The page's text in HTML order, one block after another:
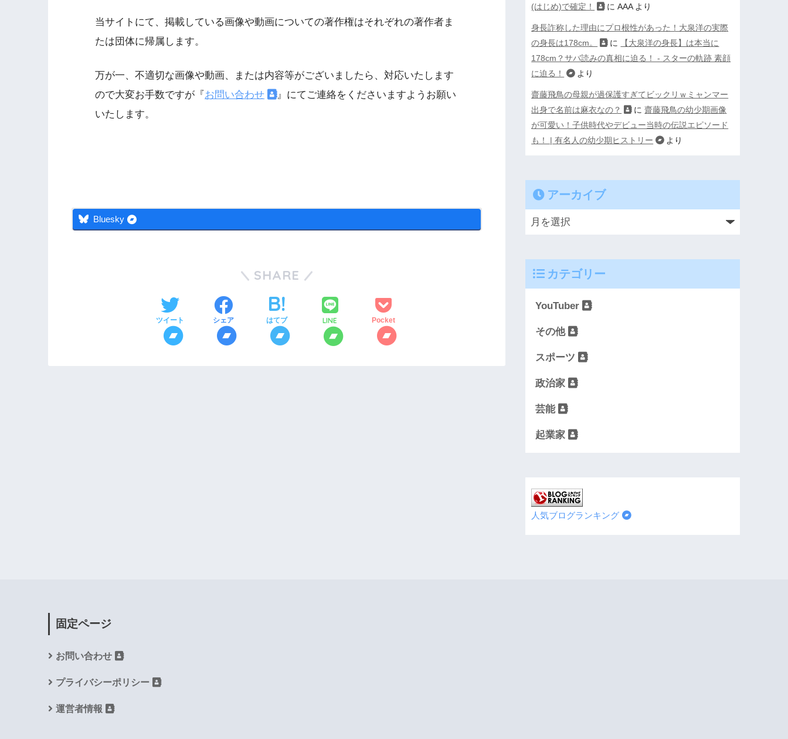
当サイトにて、掲載している画像や動画についての著作権はそれぞれの著作者ま
たは団体に帰属します。
万が一、不適切な画像や動画、または内容等がございましたら、対応いたします
ので大変お手数ですが『お問い合わせ
』にてご連絡をくださいますようお願い
いたします。
Bluesky
SHARE
ツイート シェア はてブ LINE Pocket
(はじめ)で確定！
にAAAより
身長詐称した理由にプロ根性があった！大泉洋の実際
の身長は178cm。
に
【大泉洋の身長】は本当に
178cm？サバ読みの真相に迫る！ - スターの軌跡 素顔
に迫る！
より
齋藤飛鳥の母親が過保護すぎてビックリｗミャンマー
出身で名前は麻衣なの？
に齋藤飛鳥の幼少期画像
が可愛い！子供時代やデビュー当時の伝説エピソード
も！ | 有名人の幼少期ヒストリー
より
アーカイブ
カテゴリー
YouTuber
その他
スポーツ
政治家
芸能
起業家
人気ブログランキング
固定ページ
お問い合わせ
プライバシーポリシー
運営者情報